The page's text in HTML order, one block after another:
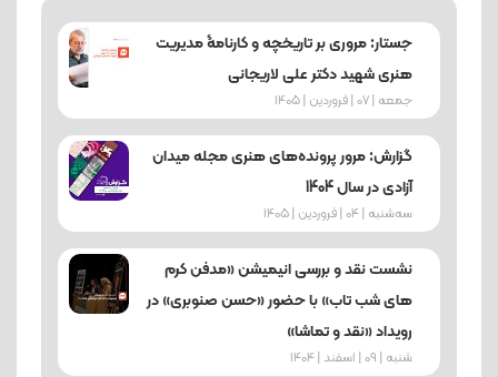
جستار: مروری بر تاریخچه و کارنامۀ مدیریت
هنری شهید دکتر علی لاریجانی
جمعه | 07 | فروردین | 1405
گزارش: مرور پرونده‌های هنری مجله میدان
آزادی در سال 1404
ﺳﻪشنبه | 04 | فروردین | 1405
نشست نقد و بررسی انیمیشن «مدفن کرم‌
های شب‌ تاب» با حضور «حسن صنوبری» در
رویداد «نقد و تماشا»
شنبه | 09 | اسفند | 1404